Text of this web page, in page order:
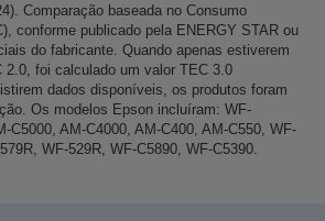
Comparação baseada no Consumo
conforme publicado pela ENERGY STAR ou
do fabricante. Quando apenas estiverem
2.0, foi calculado um valor TEC 3.0
dados disponíveis, os produtos foram
Os modelos Epson incluíram: WF-
C5000, AM-C4000, AM-C400, AM-C550, WF-
WF-529R, WF-C5890, WF-C5390.